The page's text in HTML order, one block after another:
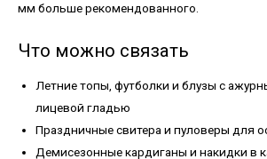
мм больше рекомендованного.
Что можно связать
Летние топы, футболки и блузы с
лицевой гладью
Праздничные свитера и пуловеры для
Демисезонные кардиганы и накидки в